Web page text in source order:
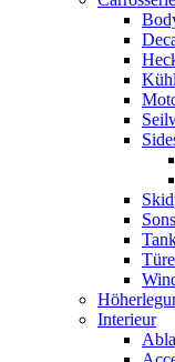
Interieur